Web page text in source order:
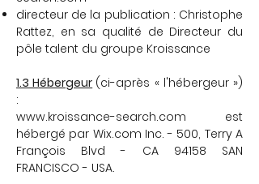
directeur de la publication : Christophe
Rattez, en sa qualité de Directeur du
pôle talent du groupe Kroissance
1.3 Hébergeur (ci-après « l'hébergeur »)
:
www.kroissance-search.com est
hébergé par Wix.com Inc. - 500, Terry A
François Blvd - CA 94158 SAN
FRANCISCO - USA.